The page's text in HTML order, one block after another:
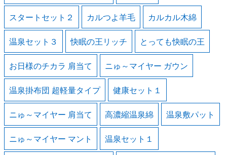
スタートセット２ カルつよ羊毛 カルカル木綿
温泉セット３ 快眠の王リッチ とっても快眠の王
お日様のチカラ 肩当て ニゅ～マイヤー ガウン
温泉掛布団 超軽量タイプ 健康セット１
ニゅ～マイヤー 肩当て 高濃縮温泉綿 温泉敷パット
ニゅ～マイヤー マント 温泉セット１